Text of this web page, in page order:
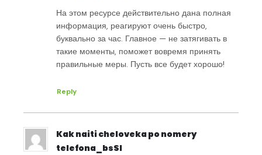
На этом ресурсе действительно дана полная
информация, реагируют очень быстро,
буквально за час. Главное — не затягивать в
такие моменты, поможет вовремя принять
правильные меры. Пусть все будет хорошо!
Reply
Kak naiti cheloveka po nomery
telefona_bsSl